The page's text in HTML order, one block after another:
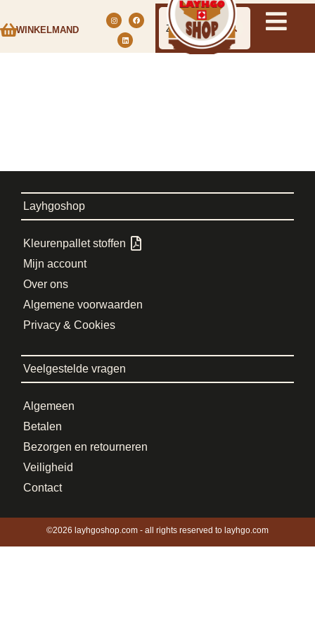
WINKELMAND
Layhgoshop
Kleurenpallet stoffen
Mijn account
Over ons
Algemene voorwaarden
Privacy & Cookies
Veelgestelde vragen
Algemeen
Betalen
Bezorgen en retourneren
Veiligheid
Contact
©2026 layhgoshop.com - all rights reserved to layhgo.com